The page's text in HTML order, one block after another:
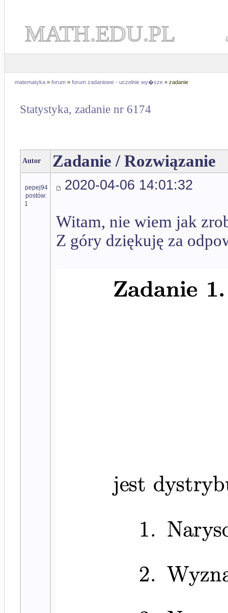
MATH.EDU.PL
matematyka » forum » forum zadaniowe - uczelnie wy�sze » zadanie
Statystyka, zadanie nr 6174
Autor Zadanie / Rozwiązanie
pepej94
postów:
1
2020-04-06 14:01:32
Witam, nie wiem jak
Z góry dziękuję za